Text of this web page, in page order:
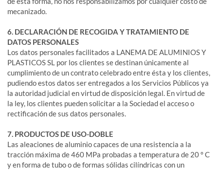
mecanizado.
6. DECLARACIÓN DE RECOGIDA Y TRATAMIENTO DE
DATOS PERSONALES
Los datos personales facilitados a LANEMA DE ALUMINIOS Y
PLASTICOS SL por los clientes se destinan únicamente al
cumplimiento de un contrato celebrado entre ésta y los clientes,
pudiendo estos datos ser entregados a los Servicios Públicos ya
la autoridad judicial en virtud de disposición legal. En virtud de
la ley, los clientes pueden solicitar a la Sociedad el acceso o
rectificación de sus datos personales.
7. PRODUCTOS DE USO-DOBLE
Las aleaciones de aluminio capaces de una resistencia a la
tracción máxima de 460 MPa probadas a temperatura de 20 ° C
y en forma de tubo o de formas sólidas cilíndricas con un